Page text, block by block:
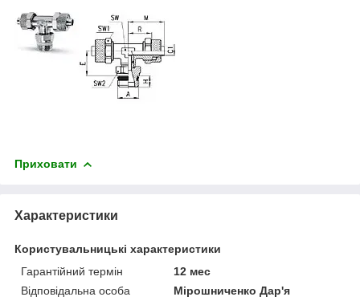
Приховати
Характеристики
Користувальницькі характеристики
Гарантійний термін
12 мес
Відповідальна особа
Мірошниченко Дар'я